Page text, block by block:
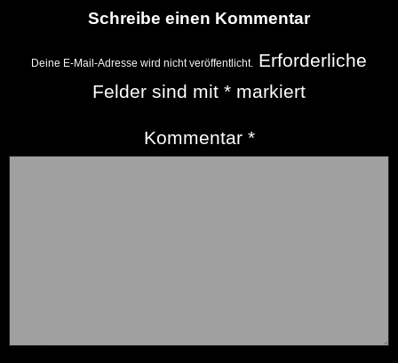
Schreibe einen Kommentar
Deine E-Mail-Adresse wird nicht veröffentlicht. Erforderliche
Felder sind mit * markiert
Kommentar *